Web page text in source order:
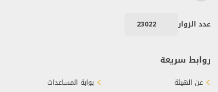
عدد الزوار 23022
روابط سريعة
عن الهيئة
بوابة المساعدات